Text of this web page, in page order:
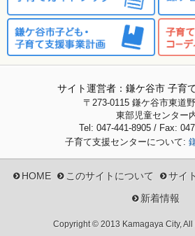
サイト運営者：鎌ケ谷市 子育
〒273-0115 鎌ケ谷市東道
東部児童センター
Tel: 047-441-8905 / Fax:
子育て支援センターについて:
HOME このサイトについて サイ
新着情報
Copyright © 2013 Kamagaya City,